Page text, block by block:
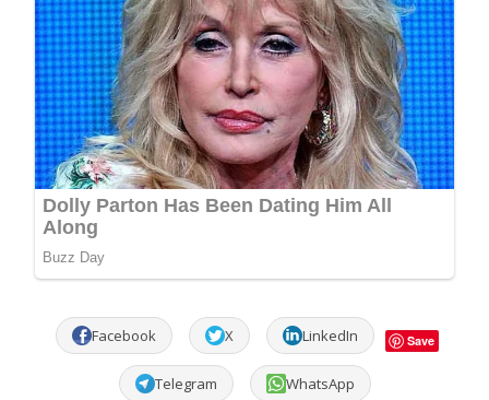
Facebook X LinkedIn Save
Telegram WhatsApp